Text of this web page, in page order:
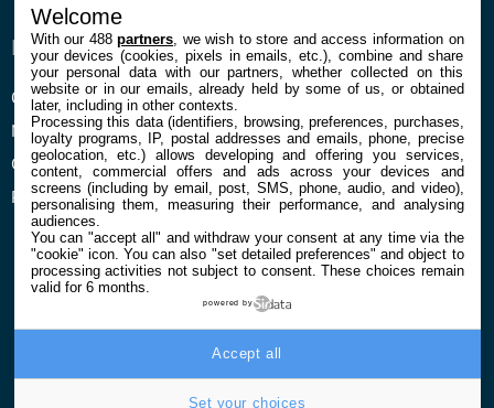
ENTREPRISE
Qui sommes nous
Mentions légales et CGU
Confidentialité et Cookies
Préférences cookies
À PROPOS
La rédaction
Contact
Welcome
With our 488partners , we wish to store and access information on
your devices (cookies, pixels in emails, etc.), combine and share
your personal data with our partners, whether collected on this
website or in our emails, already held by some of us, or obtained
later, including in other contexts.
Processing this data (identifiers, browsing, preferences, purchases,
loyalty programs, IP, postal addresses and emails, phone, precise
geolocation, etc.) allows developing and offering you services,
content, commercial offers and ads across your devices and
screens (including by email, post, SMS, phone, audio, and video),
personalising them, measuring their performance, and analysing
audiences.
You can "accept all" and withdraw your consent at any time via the
"cookie" icon. You can also "set detailed preferences" and object to
processing activities not subject to consent. These choices remain
valid for 6 months.
powered by
Set your choices
Accept all